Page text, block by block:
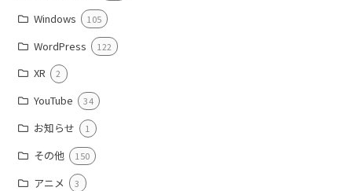
Windows 105
WordPress 122
XR 2
YouTube 34
お知らせ 1
その他 150
アニメ 3